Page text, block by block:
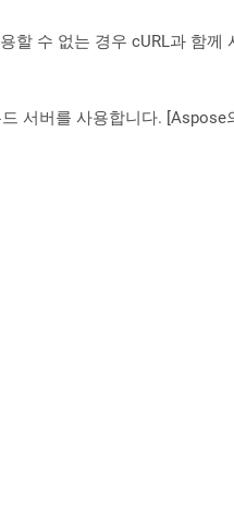
할 수 없는 경우 cURL과 함께
서버를 사용합니다. [Aspose